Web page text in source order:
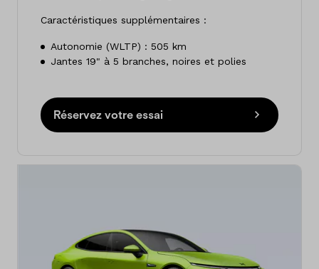
Caractéristiques supplémentaires :
Autonomie (WLTP) : 505 km
Jantes 19" à 5 branches, noires et polies
Réservez votre essai